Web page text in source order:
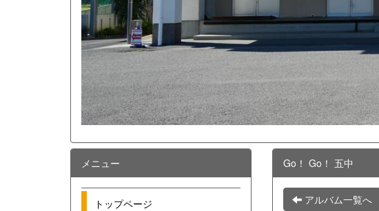
Go！ Go！ 五中
アルバム一覧へ
メニュー
トップページ